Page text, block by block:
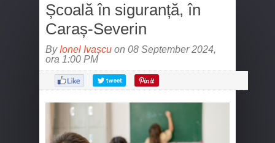
Școală în siguranță, în
Caraș-Severin
By Ionel Ivașcu on 08 September 2024,
ora 1:00 PM